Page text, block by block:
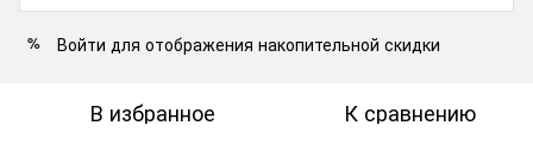
% Войти для отображения накопительной скидки
В избранное К сравнению